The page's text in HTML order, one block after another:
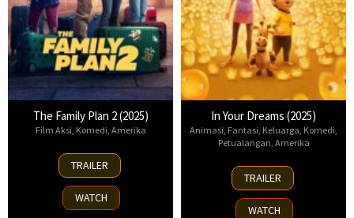
The Family Plan 2 (2025)
Film Aksi Komedi Amerika
11
Nov
2025
TRAILER
WATCH
In Your Dreams (2025)
Animasi Fantasi Keluarga Komedi
Petualangan Amerika
7
Nov
2025
TRAILER
WATCH